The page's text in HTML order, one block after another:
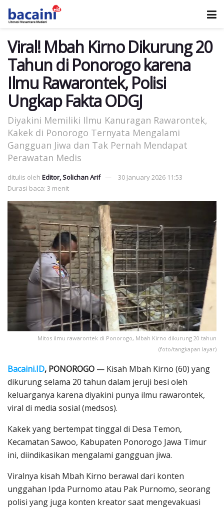
Viral! Mbah Kirno Dikurung 20
Tahun di Ponorogo karena
Ilmu Rawarontek, Polisi
Ungkap Fakta ODGJ
Diyakini Memiliki Ilmu Kanuragan Rawarontek,
Kakek di Ponorogo Ternyata Mengalami
Gangguan Jiwa dan Tak Pernah Mendapat
Perawatan Medis
ditulis oleh Editor, Solichan Arif
30 January 2026 11:53
Durasi baca: 3 menit
Mitos ilmu rawarontek di Ponorogo, Mbah Kirno dikurung 20 tahun
(foto/tangkapan layar)
Bacaini.ID, PONOROGO — Kisah Mbah Kirno (60) yang
dikurung selama 20 tahun dalam jeruji besi oleh
keluarganya karena diyakini punya ilmu rawarontek,
viral di media sosial (medsos).
Kakek yang bertempat tinggal di Desa Temon,
Kecamatan Sawoo, Kabupaten Ponorogo Jawa Timur
ini, diindikasikan mengalami gangguan jiwa.
Viralnya kisah Mbah Kirno berawal dari konten
unggahan Ipda Purnomo atau Pak Purnomo, seorang
polisi yang juga konten kreator saat mengevakuasi